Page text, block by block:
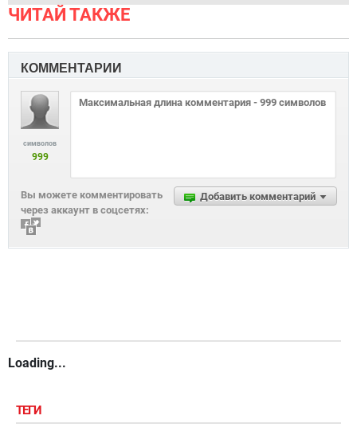
ЧИТАЙ ТАКЖЕ
КОММЕНТАРИИ
символов
999
Добавить комментарий
Вы можете комментировать
через аккаунт в соцсетях:
Loading...
ТЕГИ